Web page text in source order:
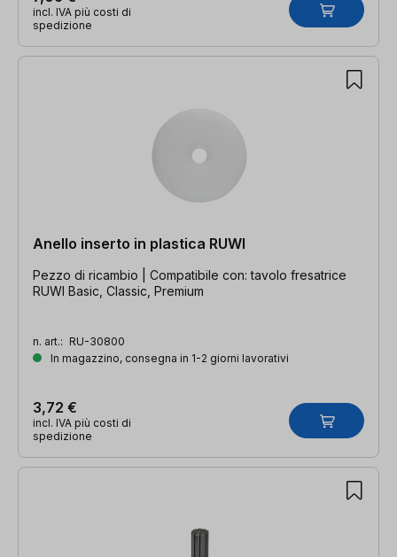
incl. IVA più costi di
spedizione
Anello inserto in plastica RUWI
Pezzo di ricambio | Compatibile con: tavolo fresatrice
RUWI Basic, Classic, Premium
n. art.: RU-30800
In magazzino, consegna in 1-2 giorni lavorativi
3,72 €
incl. IVA più costi di
spedizione